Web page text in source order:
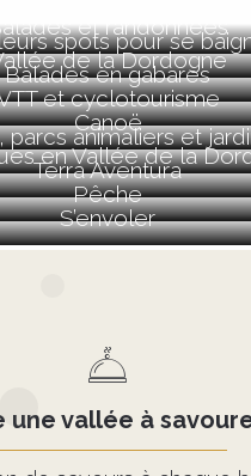
et randonnées
spots pour se
de la Dordogne
Balades en gabares
et cyclotourisme
Canoë
parcs animaliers et
en Vallée de la
Tèrra Aventura
Pêche
S’envoler
une vallée à